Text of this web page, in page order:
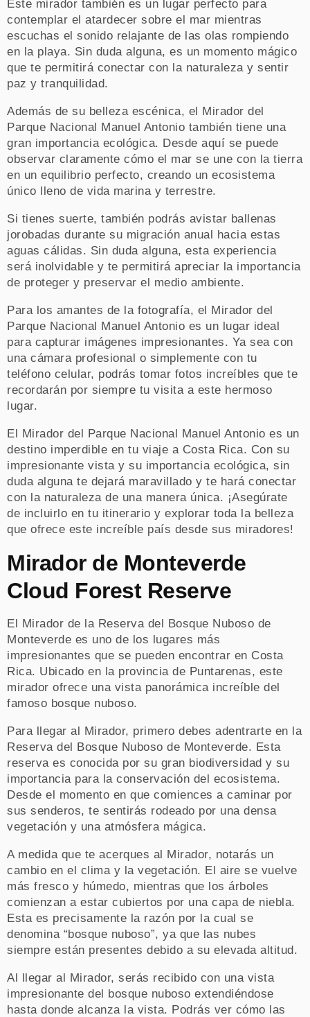
Este mirador también es un lugar perfecto para
contemplar el atardecer sobre el mar mientras
escuchas el sonido relajante de las olas rompiendo
en la playa. Sin duda alguna, es un momento mágico
que te permitirá conectar con la naturaleza y sentir
paz y tranquilidad.
Además de su belleza escénica, el Mirador del
Parque Nacional Manuel Antonio también tiene una
gran importancia ecológica. Desde aquí se puede
observar claramente cómo el mar se une con la tierra
en un equilibrio perfecto, creando un ecosistema
único lleno de vida marina y terrestre.
Si tienes suerte, también podrás avistar ballenas
jorobadas durante su migración anual hacia estas
aguas cálidas. Sin duda alguna, esta experiencia
será inolvidable y te permitirá apreciar la importancia
de proteger y preservar el medio ambiente.
Para los amantes de la fotografía, el Mirador del
Parque Nacional Manuel Antonio es un lugar ideal
para capturar imágenes impresionantes. Ya sea con
una cámara profesional o simplemente con tu
teléfono celular, podrás tomar fotos increíbles que te
recordarán por siempre tu visita a este hermoso
lugar.
El Mirador del Parque Nacional Manuel Antonio es un
destino imperdible en tu viaje a Costa Rica. Con su
impresionante vista y su importancia ecológica, sin
duda alguna te dejará maravillado y te hará conectar
con la naturaleza de una manera única. ¡Asegúrate
de incluirlo en tu itinerario y explorar toda la belleza
que ofrece este increíble país desde sus miradores!
Mirador de Monteverde
Cloud Forest Reserve
El Mirador de la Reserva del Bosque Nuboso de
Monteverde es uno de los lugares más
impresionantes que se pueden encontrar en Costa
Rica. Ubicado en la provincia de Puntarenas, este
mirador ofrece una vista panorámica increíble del
famoso bosque nuboso.
Para llegar al Mirador, primero debes adentrarte en la
Reserva del Bosque Nuboso de Monteverde. Esta
reserva es conocida por su gran biodiversidad y su
importancia para la conservación del ecosistema.
Desde el momento en que comiences a caminar por
sus senderos, te sentirás rodeado por una densa
vegetación y una atmósfera mágica.
A medida que te acerques al Mirador, notarás un
cambio en el clima y la vegetación. El aire se vuelve
más fresco y húmedo, mientras que los árboles
comienzan a estar cubiertos por una capa de niebla.
Esta es precisamente la razón por la cual se
denomina “bosque nuboso”, ya que las nubes
siempre están presentes debido a su elevada altitud.
Al llegar al Mirador, serás recibido con una vista
impresionante del bosque nuboso extendiéndose
hasta donde alcanza la vista. Podrás ver cómo las